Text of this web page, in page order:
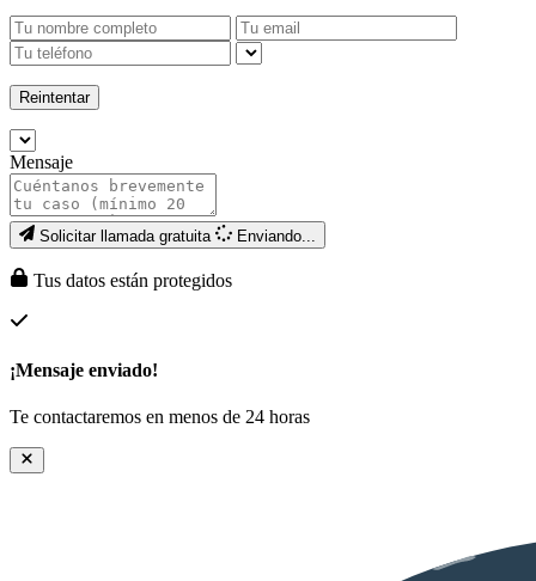
Reintentar
Mensaje
Solicitar llamada gratuita Enviando...
Tus datos están protegidos
¡Mensaje enviado!
Te contactaremos en menos de 24 horas